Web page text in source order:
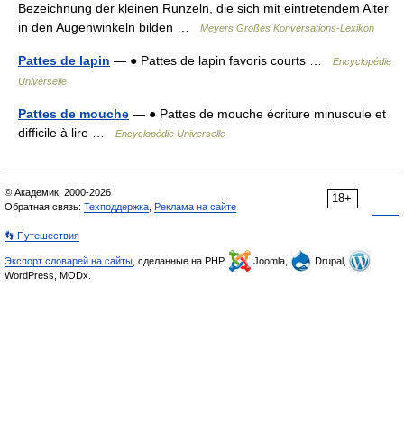
Bezeichnung der kleinen Runzeln, die sich mit eintretendem Alter
in den Augenwinkeln bilden …
Meyers Großes Konversations-Lexikon
Pattes de lapin — ● Pattes de lapin favoris courts …
Encyclopédie
Universelle
Pattes de mouche — ● Pattes de mouche écriture minuscule et
difficile à lire …
Encyclopédie Universelle
18+
© Академик, 2000-2026
Обратная связь: Техподдержка Реклама на сайте
👣 Путешествия
Экспорт словарей на сайты , сделанные на PHP, Joomla,
Drupal,
WordPress, MODx.